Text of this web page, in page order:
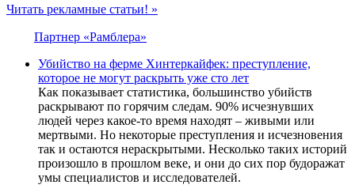
Читать рекламные статьи! »
Партнер «Рамблера»
Убийство на ферме Хинтеркайфек: преступление,
которое не могут раскрыть уже сто лет
Как показывает статистика, большинство убийств
раскрывают по горячим следам. 90% исчезнувших
людей через какое-то время находят – живыми или
мертвыми. Но некоторые преступления и исчезновения
так и остаются нераскрытыми. Несколько таких историй
произошло в прошлом веке, и они до сих пор будоражат
умы специалистов и исследователей.